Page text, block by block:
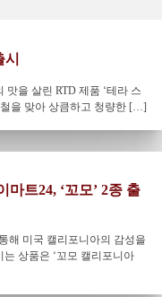
을 살린 RTD 제품 ‘테라 스
을 맞아 상큼하고 청량한 […]
트24, ‘꼬모’ 2종 출
해 미국 캘리포니아의 감성을
상품은 ‘꼬모 캘리포니아